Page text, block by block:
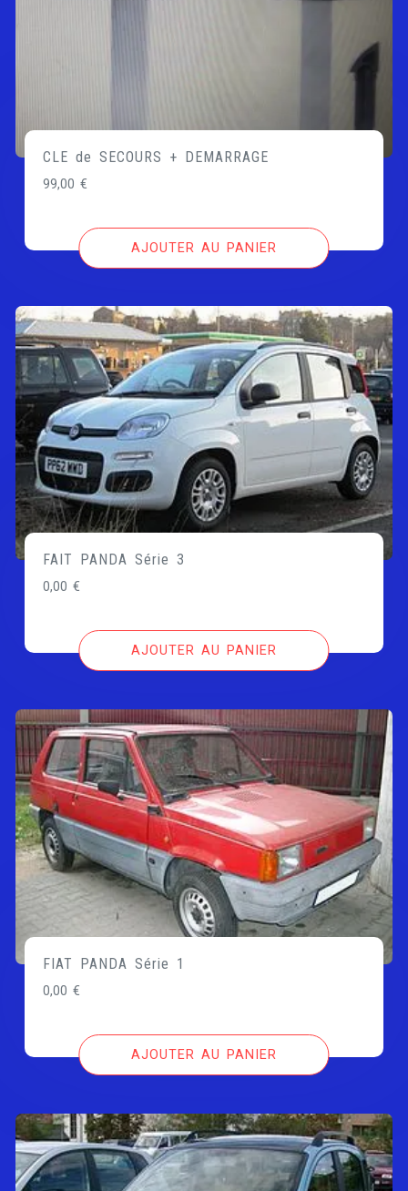
CLE de SECOURS + DEMARRAGE
99,00€
AJOUTER AU PANIER
FAIT PANDA Série 3
0,00€
AJOUTER AU PANIER
FIAT PANDA Série 1
0,00€
AJOUTER AU PANIER